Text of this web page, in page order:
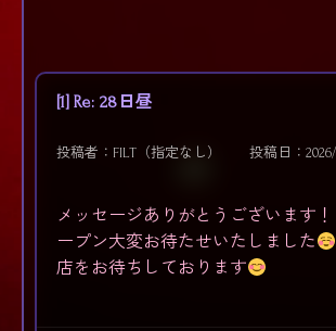
[1] Re: 28日昼
投稿者：FILT（指定なし） 投稿日：2026/
メッセージありがとうございます
ープン大変お待たせいたしました
店をお待ちしております